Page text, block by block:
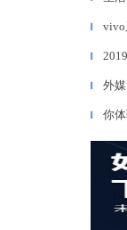
▎ vivo
▎
▎ 外
▎ 你